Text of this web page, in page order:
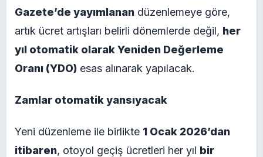
Gazete’de yayımlanan düzenlemeye göre,
artık ücret artışları belirli dönemlerde değil, her
yıl otomatik olarak Yeniden Değerleme
Oranı (YDO) esas alınarak yapılacak.
Zamlar otomatik yansıyacak
Yeni düzenleme ile birlikte 1 Ocak 2026’dan
itibaren, otoyol geçiş ücretleri her yıl bir